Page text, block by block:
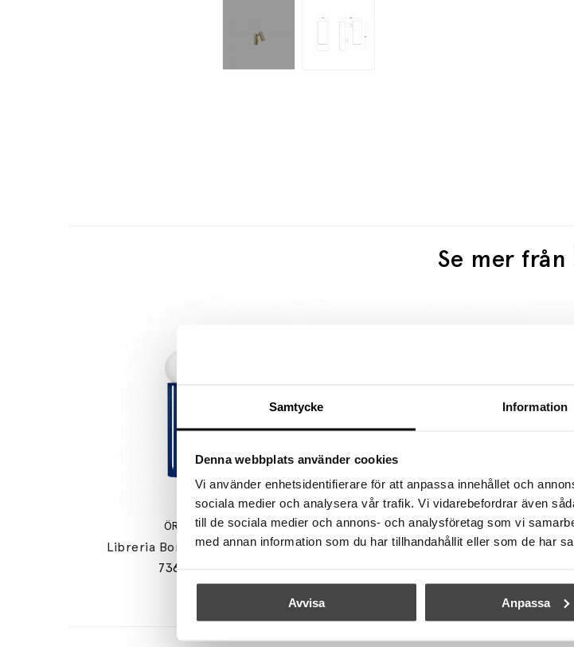
Samtycke Information
Denna webbplats använder cookies
Vi använder enhetsidentifierare för att anpassa innehållet och
sociala medier och analysera vår trafik. Vi vidarebefordrar även
till de sociala medier och annons- och analysföretag som vi
med annan information som du har tillhandahållit eller som de har
Avvisa Anpassa
Se mer från
ÖRSJÖ
Libreria Bordslampa Blå
7365 kr
ÖRSJÖ
Visir Vägglampa Med Kabel Vit